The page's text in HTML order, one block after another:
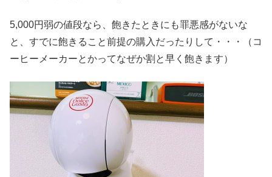
5,000円弱の値段なら、飽きたときにも罪悪感がないな
と、すでに飽きること前提の購入だったりして・・・（コ
ーヒーメーカーとかってなぜか割と早く飽きます）